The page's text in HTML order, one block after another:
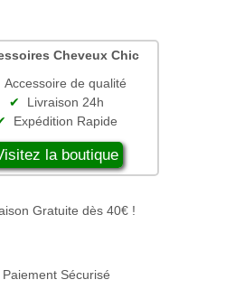
Cheveux Chic
Accessoire de qualité
Livraison 24h
Expédition Rapide
la boutique
Gratuite dès 40€ !
Paiement Sécurisé